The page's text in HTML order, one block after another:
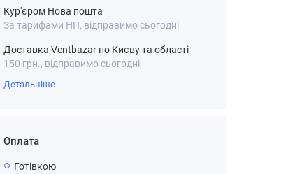
Кур'єром Нова пошта
За тарифами НП, відправимо сьогодні
Доставка Ventbazar по Києву та області
150 грн., відправимо сьогодні
Детальніше
Оплата
Готівкою